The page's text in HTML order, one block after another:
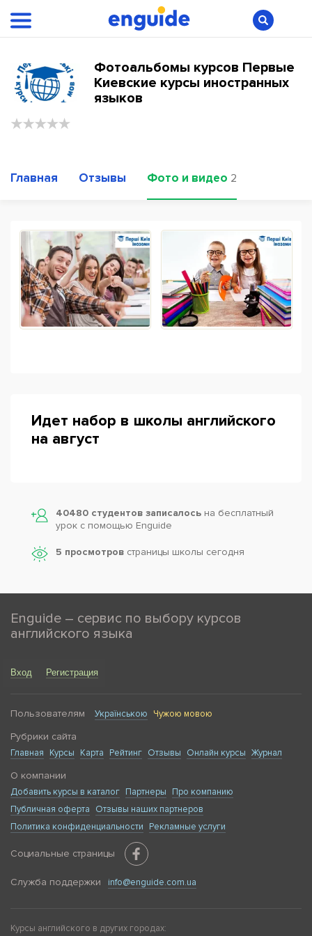
Фотоальбомы курсов Первые
Киевские курсы иностранных
языков
Главная Отзывы Фото и видео 2
Идет набор в школы английского
на август
40480 студентов записалось на бесплатный
урок с помощью Enguide
5 просмотров страницы школы сегодня
Enguide – сервис по выбору курсов
английского языка
Вход Регистрация
Пользователям Українською Чужою мовою
Рубрики сайта
Главная Курсы Карта Рейтинг Отзывы Онлайн курсы Журнал
О компании
Добавить курсы в каталог Партнеры
Про компанию
Публичная оферта
Отзывы наших партнеров
Политика конфиденциальности
Рекламные услуги
Социальные страницы
Служба поддержки info@enguide.com.ua
Курсы английского в других городах: